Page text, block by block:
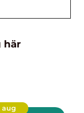
här
aug